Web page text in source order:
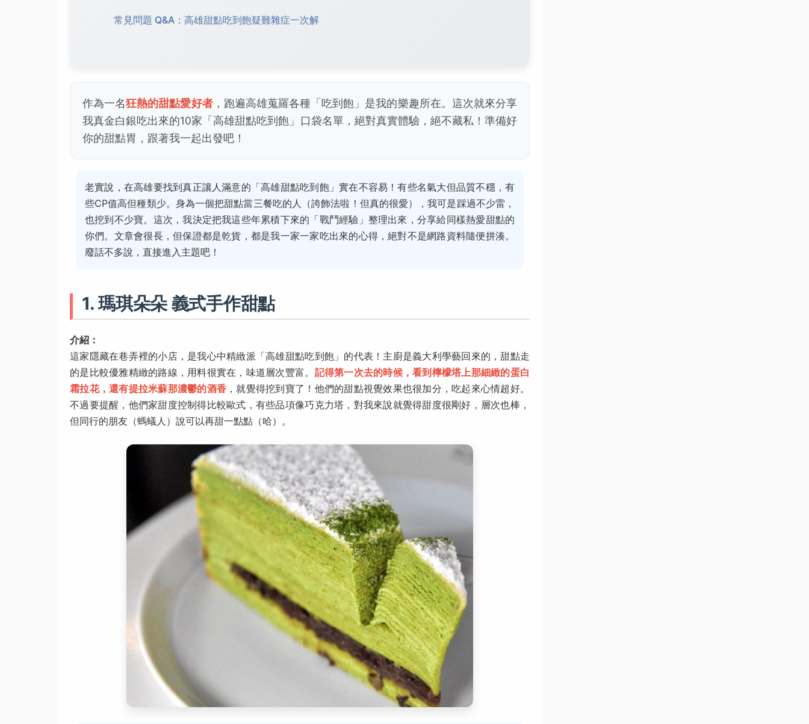
常見問題 Q&A：高雄甜點吃到飽疑難雜症一次解
作為一名狂熱的甜點愛好者，跑遍高雄蒐羅各種「吃到飽」是我的樂趣所在。這次就來分享
我真金白銀吃出來的10家「高雄甜點吃到飽」口袋名單，絕對真實體驗，絕不藏私！準備好
你的甜點胃，跟著我一起出發吧！
老實說，在高雄要找到真正讓人滿意的「高雄甜點吃到飽」實在不容易！有些名氣大但品質不穩，有
些CP值高但種類少。身為一個把甜點當三餐吃的人（誇飾法啦！但真的很愛），我可是踩過不少雷，
也挖到不少寶。這次，我決定把我這些年累積下來的「戰鬥經驗」整理出來，分享給同樣熱愛甜點的
你們。文章會很長，但保證都是乾貨，都是我一家一家吃出來的心得，絕對不是網路資料隨便拼湊。
廢話不多說，直接進入主題吧！
1. 瑪琪朵朵 義式手作甜點
介紹：
這家隱藏在巷弄裡的小店，是我心中精緻派「高雄甜點吃到飽」的代表！主廚是義大利學藝回來的，甜點走
的是比較優雅精緻的路線，用料很實在，味道層次豐富。 記得第一次去的時候，看到檸檬塔上那細緻的蛋白
霜拉花，還有提拉米蘇那濃鬱的酒香 ，就覺得挖到寶了！他們的甜點視覺效果也很加分，吃起來心情超好。
不過要提醒，他們家甜度控制得比較歐式，有些品項像巧克力塔，對我來說就覺得甜度很剛好，層次也棒，
但同行的朋友（螞蟻人）說可以再甜一點點（哈）。